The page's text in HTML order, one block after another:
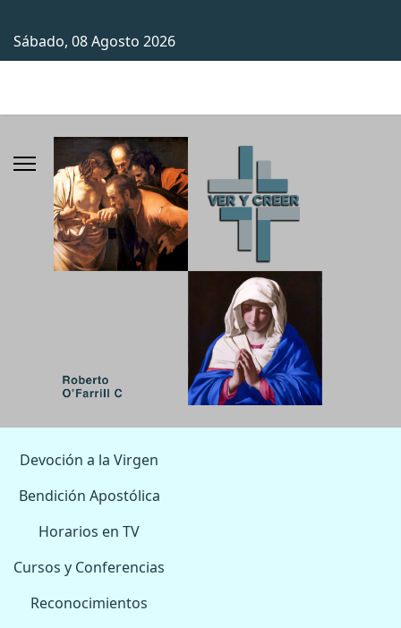
Sábado, 08 Agosto 2026
Devoción a la Virgen
Bendición Apostólica
Horarios en TV
Cursos y Conferencias
Reconocimientos